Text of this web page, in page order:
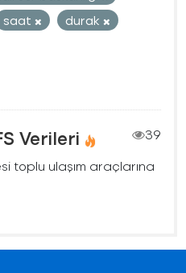
saat
durak
Verileri
39
toplu ulaşım araçlarına